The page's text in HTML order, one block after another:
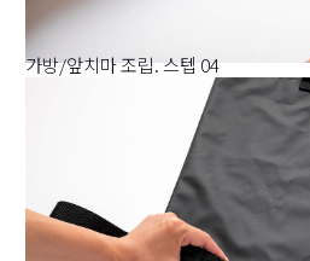
가방/앞치마 조립. 스텝 04